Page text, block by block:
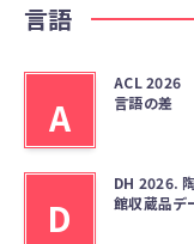
言語
A
ACL 2026
言語の差
D
DH 2026.
館収蔵品デ